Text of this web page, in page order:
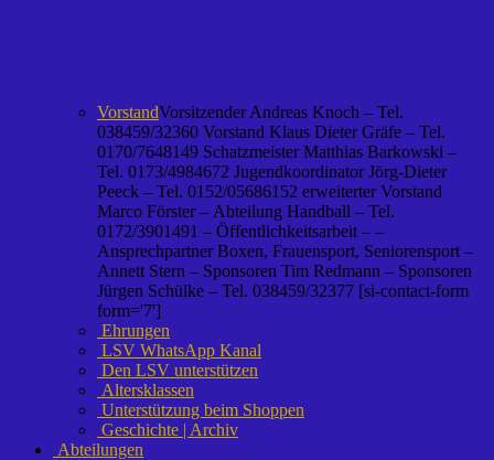
VorstandVorsitzender Andreas Knoch – Tel.
038459/32360 Vorstand Klaus Dieter Gräfe – Tel.
0170/7648149 Schatzmeister Matthias Barkowski –
Tel. 0173/4984672 Jugendkoordinator Jörg-Dieter
Peeck – Tel. 0152/05686152 erweiterter Vorstand
Marco Förster – Abteilung Handball – Tel.
0172/3901491 – Öffentlichkeitsarbeit – –
Ansprechpartner Boxen, Frauensport, Seniorensport –
Annett Stern – Sponsoren Tim Redmann – Sponsoren
Jürgen Schülke – Tel. 038459/32377 [si-contact-form
form='7']
Ehrungen
LSV WhatsApp Kanal
Den LSV unterstützen
Altersklassen
Unterstützung beim Shoppen
Geschichte | Archiv
Abteilungen